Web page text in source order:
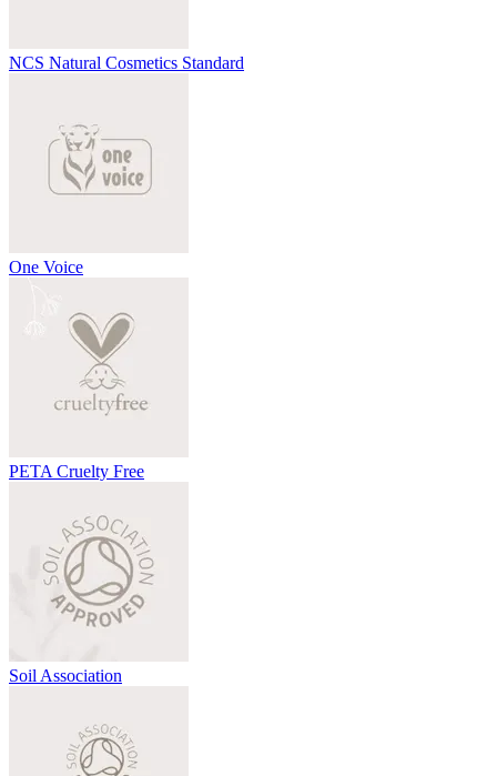
NCS Natural Cosmetics Standard
One Voice
PETA Cruelty Free
Soil Association